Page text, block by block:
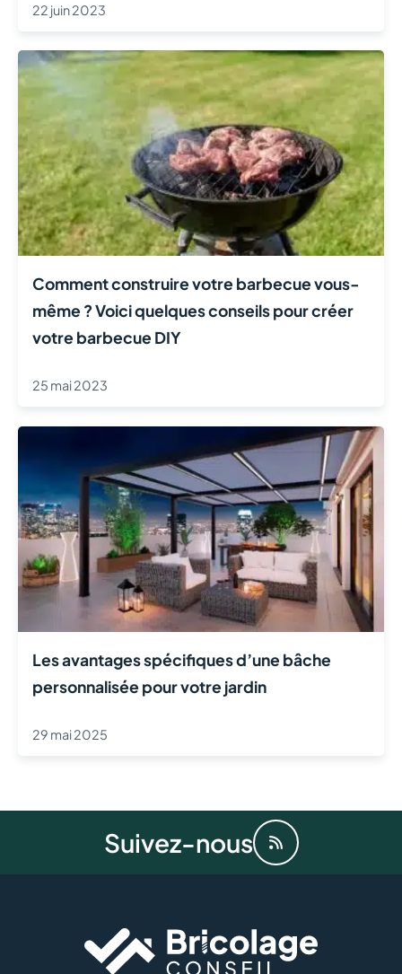
22 juin 2023
Comment construire votre barbecue vous-
même ? Voici quelques conseils pour créer
votre barbecue DIY
25 mai 2023
Les avantages spécifiques d’une bâche
personnalisée pour votre jardin
29 mai 2025
Suivez-nous